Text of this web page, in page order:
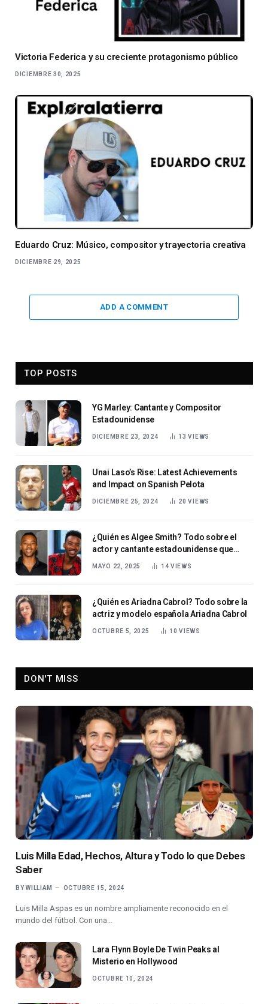
Victoria Federica y su creciente protagonismo público
DICIEMBRE 30, 2025
Eduardo Cruz: Músico, compositor y trayectoria creativa
DICIEMBRE 29, 2025
ADD A COMMENT
TOP POSTS
YG Marley: Cantante y Compositor
Estadounidense
DICIEMBRE 23, 2024 13VIEWS
Unai Laso’s Rise: Latest Achievements
and Impact on Spanish Pelota
DICIEMBRE 25, 2024 20VIEWS
¿Quién es Algee Smith? Todo sobre el
actor y cantante estadounidense que
triunfa en Hollywood.
MAYO 22, 2025 14 VIEWS
¿Quién es Ariadna Cabrol? Todo sobre la
actriz y modelo española Ariadna Cabrol
OCTUBRE 5, 2025 10VIEWS
DON'T MISS
Luis Milla Edad, Hechos, Altura y Todo lo que Debes
Saber
BY WILLIAM OCTUBRE 15, 2024
Luis Milla Aspas es un nombre ampliamente reconocido en el
mundo del fútbol. Con una…
Lara Flynn Boyle De Twin Peaks al
Misterio en Hollywood
OCTUBRE 10, 2024